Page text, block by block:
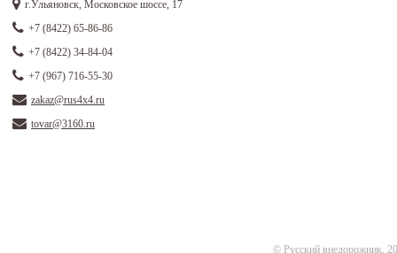
г.Ульяновск, Московское шоссе, 17
+7 (8422) 65-86-86
+7 (8422) 34-84-04
+7 (967) 716-55-30
zakaz@rus4x4.ru
tovar@3160.ru
© Русский внедорожник,